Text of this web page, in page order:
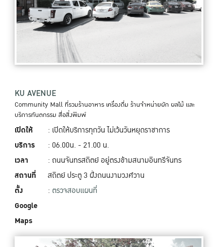
KU AVENUE
Community Mall ที่รวมร้านอาหาร เครื่องดื่ม ร้านจำหน่ายผัก ผลไม้ และ
บริการทันตกรรม สื่อสิ่งพิมพ์
เปิดให้
บริการ
เวลา
สถานที่
ตั้ง
Google
Maps
: เปิดให้บริการทุกวัน ไม่เว้นวันหยุดราชาการ
: 06.00น. - 21.00 น.
: ถนนจันทรสถิตย์ อยู่ตรงข้ามสนามอินทรีจันทร
สถิตย์ ประตู 3 ฝั่งถนนงามวงศ์วาน
: ตรวจสอบแผนที่